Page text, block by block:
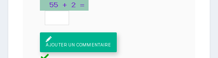
AJOUTER UN COMMENTAIRE